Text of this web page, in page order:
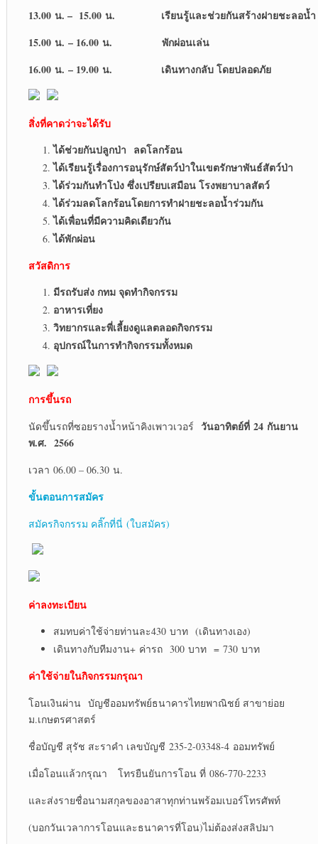
13.00 น. – 15.00 น. เรียนรู้และช่วยกันสร้างฝายชะลอน้ำ
15.00 น. – 16.00 น. พักผ่อนเล่น
16.00 น. – 19.00 น. เดินทางกลับ โดยปลอดภัย
สิ่งที่คาดว่าจะได้รับ
ได้ช่วยกันปลูกป่า ลดโลกร้อน
ได้เรียนรู้เรื่องการอนุรักษ์สัตว์ป่าในเขตรักษาพันธ์สัตว์ป่า
ได้ร่วมกันทำโป่ง ซึ่งเปรียบเสมือน โรงพยาบาลสัตว์
ได้ร่วมลดโลกร้อนโดยการทำฝายชะลอน้ำร่วมกัน
ได้เพื่อนที่มีความคิดเดียวกัน
ได้พักผ่อน
สวัสดิการ
มีรถรับส่ง กทม จุดทำกิจกรรม
อาหารเที่ยง
วิทยากรและพี่เลี้ยงดูแลตลอดกิจกรรม
อุปกรณ์ในการทำกิจกรรมทั้งหมด
การขึ้นรถ
นัดขึ้นรถที่ซอยรางน้ำหน้าคิงเพาวเวอร์ วันอาทิตย์ที่ 24 กันยาน
พ.ศ. 2566
เวลา 06.00 – 06.30 น.
ขั้นตอนการสมัคร
สมัครกิจกรรม คลิ๊กที่นี่ (ใบสมัคร)
ค่าลงทะเบียน
สมทบค่าใช้จ่ายท่านละ430 บาท (เดินทางเอง)
เดินทางกับทีมงาน+ ค่ารถ 300 บาท = 730 บาท
ค่าใช้จ่ายในกิจกรรมกรุณา
โอนเงินผ่าน บัญชีออมทรัพย์ธนาคารไทยพาณิชย์ สาขาย่อย
ม.เกษตรศาสตร์
ชื่อบัญชี สุรัช สะราคำ เลขบัญชี 235-2-03348-4 ออมทรัพย์
เมื่อโอนแล้วกรุณา โทรยืนยันการโอน ที่ 086-770-2233
และส่งรายชื่อนามสกุลของอาสาทุกท่านพร้อมเบอร์โทรศัพท์
(บอกวันเวลาการโอนและธนาคารที่โอน)ไม่ต้องส่งสลิปมา